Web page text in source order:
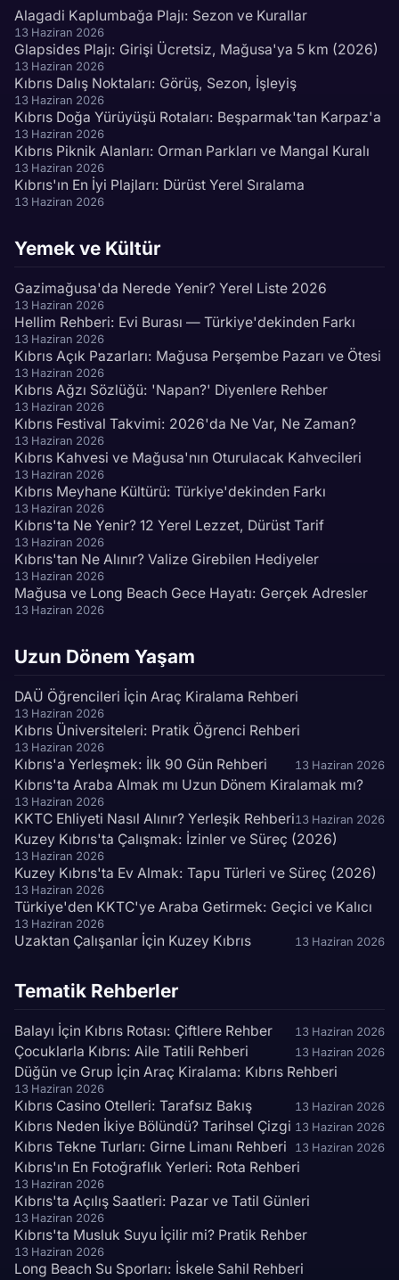
Alagadi Kaplumbağa Plajı: Sezon ve Kurallar
13 Haziran 2026
Glapsides Plajı: Girişi Ücretsiz, Mağusa'ya 5 km (2026)
13 Haziran 2026
Kıbrıs Dalış Noktaları: Görüş, Sezon, İşleyiş
13 Haziran 2026
Kıbrıs Doğa Yürüyüşü Rotaları: Beşparmak'tan Karpaz'a
13 Haziran 2026
Kıbrıs Piknik Alanları: Orman Parkları ve Mangal Kuralı
13 Haziran 2026
Kıbrıs'ın En İyi Plajları: Dürüst Yerel Sıralama
13 Haziran 2026
Yemek ve Kültür
Gazimağusa'da Nerede Yenir? Yerel Liste 2026
13 Haziran 2026
Hellim Rehberi: Evi Burası — Türkiye'dekinden Farkı
13 Haziran 2026
Kıbrıs Açık Pazarları: Mağusa Perşembe Pazarı ve Ötesi
13 Haziran 2026
Kıbrıs Ağzı Sözlüğü: 'Napan?' Diyenlere Rehber
13 Haziran 2026
Kıbrıs Festival Takvimi: 2026'da Ne Var, Ne Zaman?
13 Haziran 2026
Kıbrıs Kahvesi ve Mağusa'nın Oturulacak Kahvecileri
13 Haziran 2026
Kıbrıs Meyhane Kültürü: Türkiye'dekinden Farkı
13 Haziran 2026
Kıbrıs'ta Ne Yenir? 12 Yerel Lezzet, Dürüst Tarif
13 Haziran 2026
Kıbrıs'tan Ne Alınır? Valize Girebilen Hediyeler
13 Haziran 2026
Mağusa ve Long Beach Gece Hayatı: Gerçek Adresler
13 Haziran 2026
Uzun Dönem Yaşam
DAÜ Öğrencileri İçin Araç Kiralama Rehberi
13 Haziran 2026
Kıbrıs Üniversiteleri: Pratik Öğrenci Rehberi
13 Haziran 2026
Kıbrıs'a Yerleşmek: İlk 90 Gün Rehberi 13 Haziran 2026
Kıbrıs'ta Araba Almak mı Uzun Dönem Kiralamak mı?
13 Haziran 2026
KKTC Ehliyeti Nasıl Alınır? Yerleşik Rehberi13 Haziran 2026
Kuzey Kıbrıs'ta Çalışmak: İzinler ve Süreç (2026)
13 Haziran 2026
Kuzey Kıbrıs'ta Ev Almak: Tapu Türleri ve Süreç (2026)
13 Haziran 2026
Türkiye'den KKTC'ye Araba Getirmek: Geçici ve Kalıcı
13 Haziran 2026
Uzaktan Çalışanlar İçin Kuzey Kıbrıs 13 Haziran 2026
Tematik Rehberler
Balayı İçin Kıbrıs Rotası: Çiftlere Rehber 13 Haziran 2026
Çocuklarla Kıbrıs: Aile Tatili Rehberi 13 Haziran 2026
Düğün ve Grup İçin Araç Kiralama: Kıbrıs Rehberi
13 Haziran 2026
Kıbrıs Casino Otelleri: Tarafsız Bakış 13 Haziran 2026
Kıbrıs Neden İkiye Bölündü? Tarihsel Çizgi 13 Haziran 2026
Kıbrıs Tekne Turları: Girne Limanı Rehberi 13 Haziran 2026
Kıbrıs'ın En Fotoğraflık Yerleri: Rota Rehberi
13 Haziran 2026
Kıbrıs'ta Açılış Saatleri: Pazar ve Tatil Günleri
13 Haziran 2026
Kıbrıs'ta Musluk Suyu İçilir mi? Pratik Rehber
13 Haziran 2026
Long Beach Su Sporları: İskele Sahil Rehberi